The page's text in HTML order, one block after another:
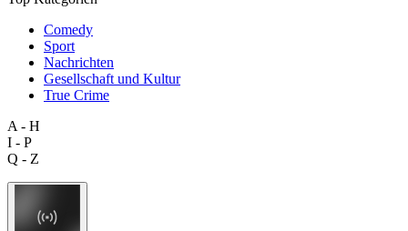
Comedy
Sport
Nachrichten
Gesellschaft und Kultur
True Crime
A - H
I - P
Q - Z